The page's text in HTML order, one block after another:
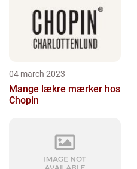
04 march 2023
Mange lækre mærker hos
Chopin